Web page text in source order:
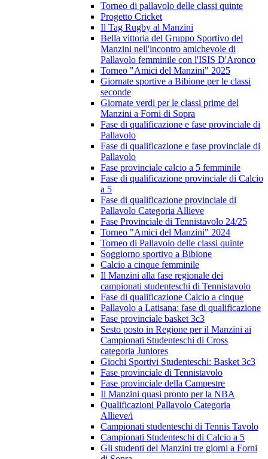
Torneo di pallavolo delle classi quinte
Progetto Cricket
Il Tag Rugby al Manzini
Bella vittoria del Gruppo Sportivo del
Manzini nell'incontro amichevole di
Pallavolo femminile con l'ISIS D'Aronco
Torneo "Amici del Manzini" 2025
Giornate sportive a Bibione per le classi
seconde
Giornate verdi per le classi prime del
Manzini a Forni di Sopra
Fase di qualificazione e fase provinciale di
Pallavolo
Fase di qualificazione e fase provinciale di
Pallavolo
Fase provinciale calcio a 5 femminile
Fase di qualificazione provinciale di Calcio
a 5
Fase di qualificazione provinciale di
Pallavolo Categoria Allieve
Fase Provinciale di Tennistavolo 24/25
Torneo "Amici del Manzini" 2024
Torneo di Pallavolo delle classi quinte
Soggiorno sportivo a Bibione
Calcio a cinque femminile
Il Manzini alla fase regionale dei
campionati studenteschi di Tennistavolo
Fase di qualificazione Calcio a cinque
Pallavolo a Latisana: fase di qualificazione
Fase provinciale basket 3c3
Sesto posto in Regione per il Manzini ai
Campionati Studenteschi di Cross
categoria Juniores
Giochi Sportivi Studenteschi: Basket 3c3
Fase provinciale di Tennistavolo
Fase provinciale della Campestre
Il Manzini quasi pronto per la NBA
Qualificazioni Pallavolo Categoria
Allieve/i
Campionati studenteschi di Tennis Tavolo
Campionati Studenteschi di Calcio a 5
Gli studenti del Manzini tre giorni a Forni